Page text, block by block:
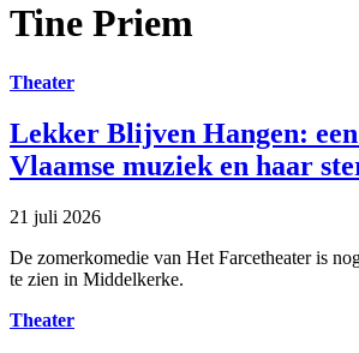
Tine Priem
Theater
Lekker Blijven Hangen: een
Vlaamse muziek en haar
21 juli 2026
De zomerkomedie van Het Farcetheater is
te zien in Middelkerke.
Theater